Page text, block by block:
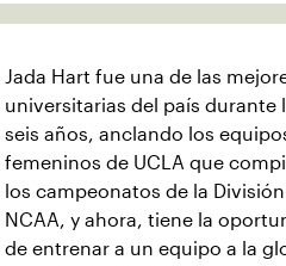
Jada Hart fue una de las
universitarias del país durante
seis años, anclando los
femeninos de UCLA que
los campeonatos de la División
NCAA, y ahora, tiene la
de entrenar a un equipo a la